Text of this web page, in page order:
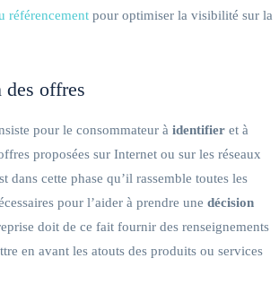
référencement pour optimiser la visibilité sur la
offres
pour le consommateur à identifier et à
proposées sur Internet ou sur les réseaux
dans cette phase qu’il rassemble toutes les
pour l’aider à prendre une décision
doit de ce fait fournir des renseignements
en avant les atouts des produits ou services